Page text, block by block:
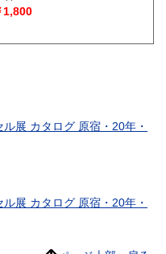
1,800
展 カタログ 原宿・20年・
展 カタログ 原宿・20年・